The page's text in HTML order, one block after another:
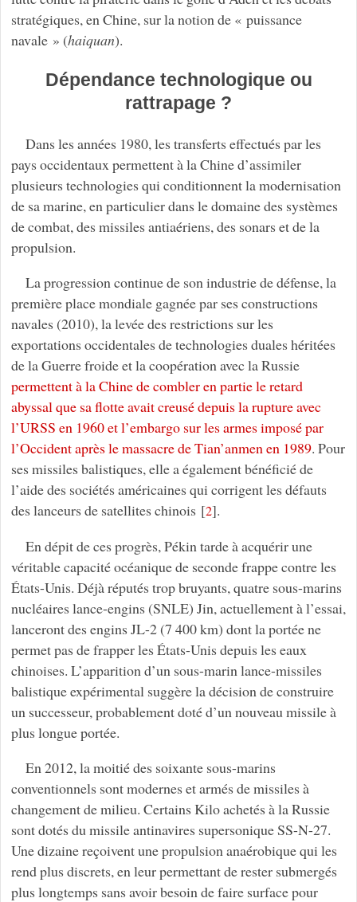
stratégiques, en Chine, sur la notion de « puissance
navale » (haiquan).
Dépendance technologique ou
rattrapage ?
Dans les années 1980, les transferts effectués par les
pays occidentaux permettent à la Chine d’assimiler
plusieurs technologies qui conditionnent la modernisation
de sa marine, en particulier dans le domaine des systèmes
de combat, des missiles antiaériens, des sonars et de la
propulsion.
La progression continue de son industrie de défense, la
première place mondiale gagnée par ses constructions
navales (2010), la levée des restrictions sur les
exportations occidentales de technologies duales héritées
de la Guerre froide et la coopération avec la Russie
permettent à la Chine de combler en partie le retard
abyssal que sa flotte avait creusé depuis la rupture avec
l’URSS en 1960 et l’embargo sur les armes imposé par
l’Occident après le massacre de Tian’anmen en 1989. Pour
ses missiles balistiques, elle a également bénéficié de
l’aide des sociétés américaines qui corrigent les défauts
des lanceurs de satellites chinois [2].
En dépit de ces progrès, Pékin tarde à acquérir une
véritable capacité océanique de seconde frappe contre les
États-Unis. Déjà réputés trop bruyants, quatre sous-marins
nucléaires lance-engins (SNLE) Jin, actuellement à l’essai,
lanceront des engins JL-2 (7 400 km) dont la portée ne
permet pas de frapper les États-Unis depuis les eaux
chinoises. L’apparition d’un sous-marin lance-missiles
balistique expérimental suggère la décision de construire
un successeur, probablement doté d’un nouveau missile à
plus longue portée.
En 2012, la moitié des soixante sous-marins
conventionnels sont modernes et armés de missiles à
changement de milieu. Certains Kilo achetés à la Russie
sont dotés du missile antinavires supersonique SS-N-27.
Une dizaine reçoivent une propulsion anaérobique qui les
rend plus discrets, en leur permettant de rester submergés
plus longtemps sans avoir besoin de faire surface pour